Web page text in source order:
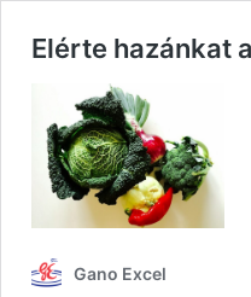
Elérte hazánkat
Gano Excel